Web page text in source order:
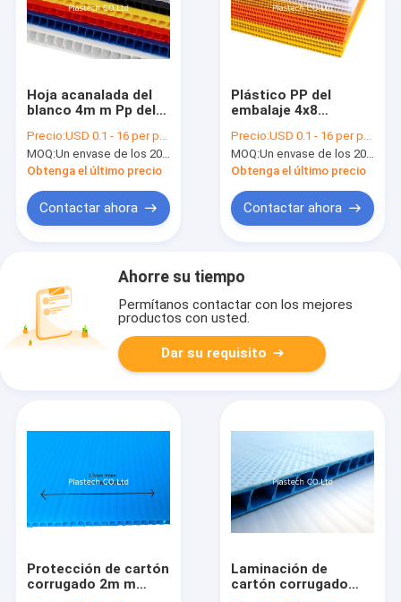
Hoja acanalada del
blanco 4m m Pp del
corona
Precio:USD 0.1 - 16 per pcs
MOQ:Un envase de los 20ft
Obtenga el último precio
Contactar ahora
Plástico PP del
embalaje 4x8
corrugado
Precio:USD 0.1 - 16 per pcs
MOQ:Un envase de los 20ft
Obtenga el último precio
Contactar ahora
Ahorre su tiempo
Permítanos contactar con los mejores
productos con usted.
Dar su requisito
Protección de cartón
corrugado 2m m
Laminación de
cartón corrugado